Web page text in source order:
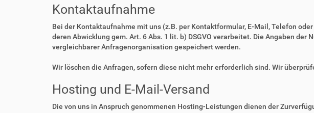
Kontaktaufnahme
Bei der Kontaktaufnahme mit uns (z.B. per Kontaktformular, E-Mail, Telefon
deren Abwicklung gem. Art. 6 Abs. 1 lit. b) DSGVO verarbeitet. Die Angaben
vergleichbarer Anfragenorganisation gespeichert werden.
Wir löschen die Anfragen, sofern diese nicht mehr erforderlich sind. Wir
Hosting und E-Mail-Versand
Die von uns in Anspruch genommenen Hosting-Leistungen dienen der